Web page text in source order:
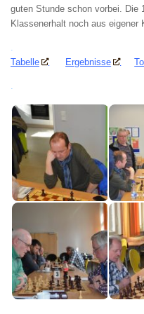
guten Stunde schon vorbei. Die
Klassenerhalt noch aus eigener
Tabelle
Ergebnisse